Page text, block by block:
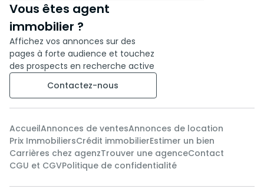
Vous êtes agent
immobilier ?
Affichez vos annonces sur des
pages à forte audience et touchez
des prospects en recherche active
Contactez-nous
AccueilAnnonces de ventesAnnonces de location
Prix ImmobiliersCrédit immobilierEstimer un bien
Carrières chez agenzTrouver une agenceContact
CGU et CGVPolitique de confidentialité